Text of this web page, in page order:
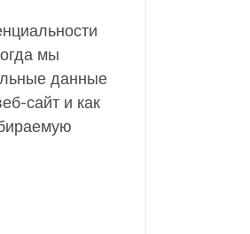
мы
данные
сайт и как